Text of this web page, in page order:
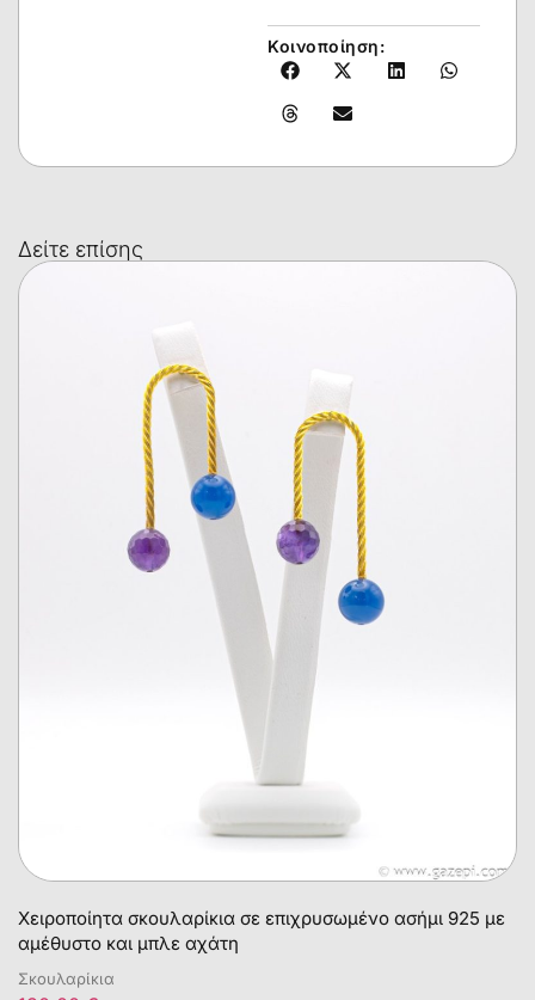
Κοινοποίηση:
Δείτε επίσης
Χειροποίητα σκουλαρίκια σε επιχρυσωμένο ασήμι 925 με
αμέθυστο και μπλε αχάτη
Σκουλαρίκια